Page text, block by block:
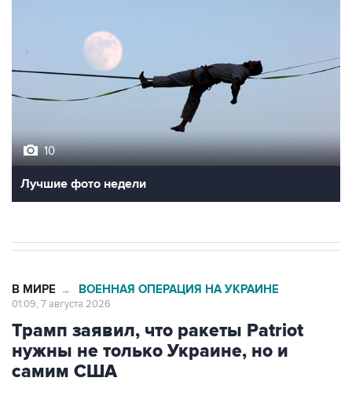
10
Лучшие фото недели
В МИРЕ → ВОЕННАЯ ОПЕРАЦИЯ НА УКРАИНЕ
01:09, 7 августа 2026
Трамп заявил, что ракеты Patriot
нужны не только Украине, но и
самим США